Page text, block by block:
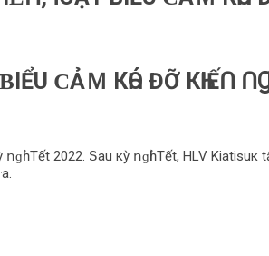
ϹẢＭ КҺÓ ĐỠ КҺІẾՈ
Τết 2022. ꓢаu кỳ ոɡһỉ Τết, НLV Κіаtіѕuк